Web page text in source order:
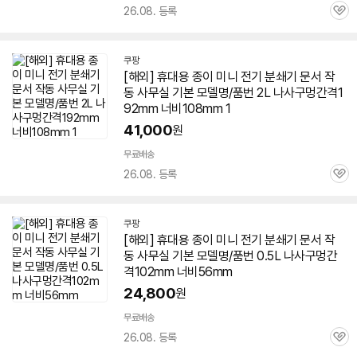
26.08. 등록
관
쿠팡
[해외] 휴대용 종이 미니 전기 분쇄기 문서 작
동 사무실 기본 모델명/품번 2L 나사구멍간격1
92mm 너비108mm 1
41,000원
무료배송
26.08. 등록
관
쿠팡
[해외] 휴대용 종이 미니 전기 분쇄기 문서 작
동 사무실 기본 모델명/품번 0.5L 나사구멍간
격102mm 너비56mm
24,800원
무료배송
26.08. 등록
관